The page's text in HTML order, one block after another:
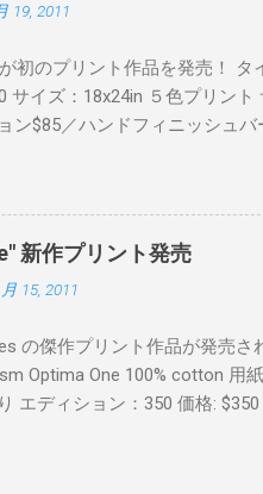
19, 2011
初のプリント作品を発売！
サイズ：18x24in ５色プリン
ン$85／ハンドフィニッシュ
新作プリント発売
15, 2011
の傑作プリント作品が発売さ
Optima One 100% cotton 用
エディション：350 価格: